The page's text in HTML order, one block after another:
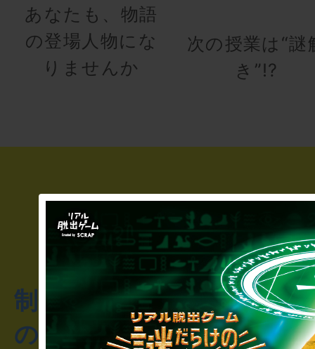
あなたも、物語
の登場人物にな
りませんか
次の授業は“謎
き”!?
制作のご相談・コラボレ
のお客様からのご質問や